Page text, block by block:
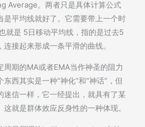
Average。两者只是具体计算公式
是平均线就好了。它需要带上一个时
就是 5日移动平均线，指的是过去5
接起来形成一条平滑的曲线。
周期的MA或者EMA当作神圣的阻力
西其实是一种“神化”和“神话”，但
迷信一样，它一经提出，就具有了某
就是群体效应反身性的一种体现。